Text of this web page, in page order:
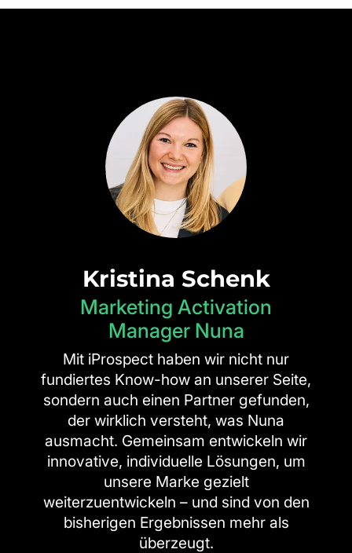
Kristina Schenk
Marketing Activation
Manager Nuna
Mit iProspect haben wir nicht nur
fundiertes Know-how an unserer Seite,
sondern auch einen Partner gefunden,
der wirklich versteht, was Nuna
ausmacht. Gemeinsam entwickeln wir
innovative, individuelle Lösungen, um
unsere Marke gezielt
weiterzuentwickeln – und sind von den
bisherigen Ergebnissen mehr als
überzeugt.